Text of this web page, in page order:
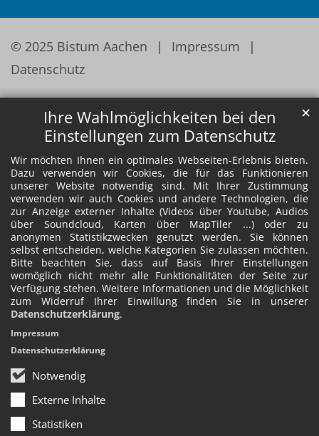
Ihre Wahlmöglichkeiten bei den
Einstellungen zum Datenschutz
Wir möchten Ihnen ein optimales Webseiten-Erlebnis bieten.
Dazu verwenden wir Cookies, die für das Funktionieren
unserer Website notwendig sind. Mit Ihrer Zustimmung
verwenden wir auch Cookies und andere Technologien, die
zur Anzeige externer Inhalte (Videos über Youtube, Audios
über Soundcloud, Karten über MapTiler ...) oder zu
anonymen Statistikzwecken genutzt werden. Sie können
selbst entscheiden, welche Kategorien Sie zulassen möchten.
Bitte beachten Sie, dass auf Basis Ihrer Einstellungen
womöglich nicht mehr alle Funktionalitäten der Seite zur
Verfügung stehen. Weitere Informationen und die Möglichkeit
zum Widerruf Ihrer Einwillung finden Sie in unserer
Datenschutzerklärung.
Notwendig
Externe Inhalte
Statistiken
✕
Impressum
Datenschutzerklärung
© 2025 Bistum Aachen
Impressum
Datenschutz